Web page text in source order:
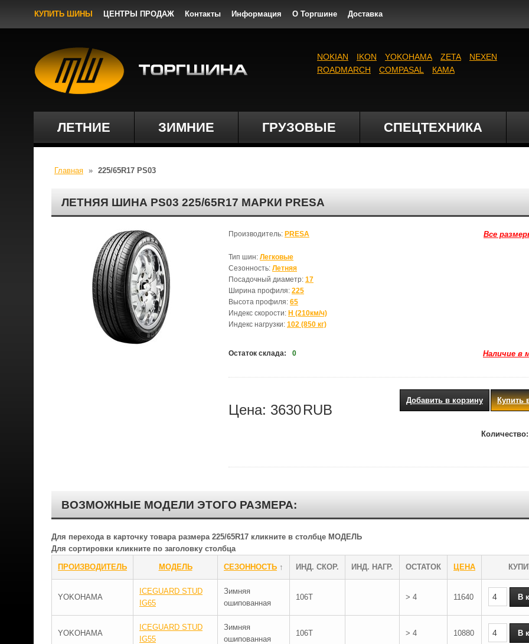
КУПИТЬ ШИНЫ ЦЕНТРЫ ПРОДАЖ Контакты Информация О Торгшине Доставка
ЛЕТНИЕ ЗИМНИЕ ГРУЗОВЫЕ СПЕЦТЕХНИКА
NOKIAN IKON YOKOHAMA ZETA
NEXEN
ROADMARCH
COMPASAL КАМА
Главная » 225/65R17 PS03
ЛЕТНЯЯ ШИНА PS03 225/65R17 МАРКИ PRESA
Все
Производитель: PRESA
Тип шин: Легковые
Сезонность: Летняя
Посадочный диаметр: 17
Ширина профиля: 225
Высота профиля: 65
Индекс скорости: H (210км/ч)
Индекс нагрузки: 102 (850 кг)
Остаток склада: 0 Наличие в
Цена: 3630RUB
Купить
Добавить в корзину
Количество:
ВОЗМОЖНЫЕ МОДЕЛИ ЭТОГО РАЗМЕРА:
Для перехода в карточку товара размера 225/65R17 кликните в столбце МОДЕЛЬ
Для сортировки кликните по заголовку столбца
ПРОИЗВОДИТЕЛЬ МОДЕЛЬ СЕЗОННОСТЬ ↑ ИНД. СКОР. ИНД. НАГР. ОСТАТОК ЦЕНА
YOKOHAMA
ICEGUARD STUD
IG65
Зимняя
ошипованная
106T > 4 11640
YOKOHAMA
ICEGUARD STUD
IG55
Зимняя
ошипованная
106T > 4 10880